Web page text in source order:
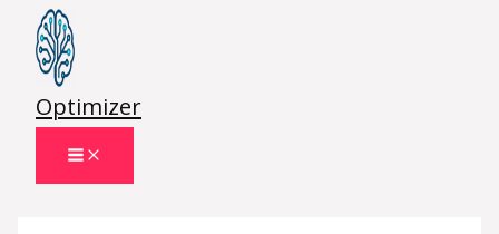
Перейти
содержимому
Optimizer